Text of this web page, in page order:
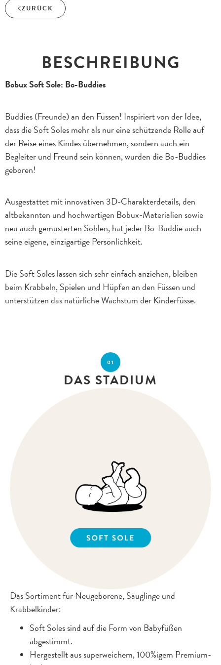
ZURÜCK
BESCHREIBUNG
Bobux Soft Sole: Bo-Buddies
Buddies (Freunde) an den Füssen! Inspiriert von der Idee,
dass die Soft Soles mehr als nur eine schützende Rolle auf
der Reise eines Kindes übernehmen, sondern auch ein
Begleiter und Freund sein können, wurden die Bo-Buddies
geboren!
Ausgestattet mit innovativen 3D-Charakterdetails, den
altbekannten und hochwertigen Bobux-Materialien sowie
neu auch gemusterten Sohlen, hat jeder Bo-Buddie auch
seine eigene, einzigartige Persönlichkeit.
Die Soft Soles lassen sich sehr einfach anziehen, bleiben
beim Krabbeln, Spielen und Hüpfen an den Füssen und
unterstützen das natürliche Wachstum der Kinderfüsse.
01
DAS STADIUM
Das Sortiment für Neugeborene, Säuglinge und
Krabbelkinder:
Soft Soles sind auf die Form von Babyfüßen
abgestimmt.
Hergestellt aus superweichem, 100%igem Premium-